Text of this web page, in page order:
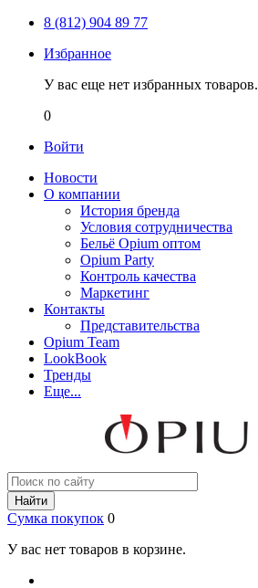
8 (812) 904 89 77
Избранное
У вас еще нет избранных товаров.
0
Войти
Новости
О компании
История бренда
Условия сотрудничества
Бельё Opium оптом
Opium Party
Контроль качества
Маркетинг
Контакты
Представительства
Opium Team
LookBook
Тренды
Еще...
Найти
Сумка покупок 0
У вас нет товаров в корзине.